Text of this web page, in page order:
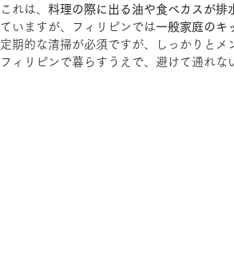
これは、 料理の際に出る油や食べカスが排
ていますが、フィリピンでは一般家庭のキ
定期的な清掃が必須ですが、しっかりと
フィリピンで暮らすうえで、避けて通れな